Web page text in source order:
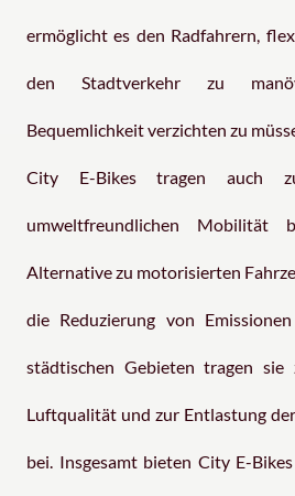
ermöglicht es den Radfahrern,
den Stadtverkehr zu
Bequemlichkeit verzichten zu
City E-Bikes tragen auch
umweltfreundlichen
Alternative zu motorisierten
die Reduzierung von
städtischen Gebieten tragen sie
Luftqualität und zur Entlastung
bei. Insgesamt bieten City E-